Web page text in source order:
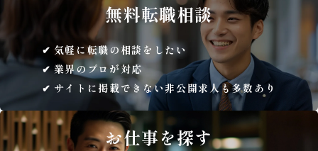
無料転職相談
気軽に転職の相談をしたい
業界のプロが対応
サイトに掲載できない非公開求人も多数あり
お仕事を探す